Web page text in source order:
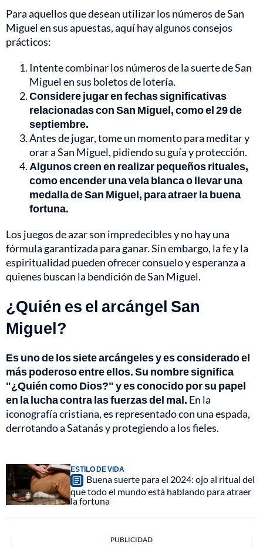
Para aquellos que desean utilizar los números de San
Miguel en sus apuestas, aquí hay algunos consejos
prácticos:
Intente combinar los números de la suerte de San
Miguel en sus boletos de lotería.
Considere jugar en fechas significativas
relacionadas con San Miguel, como el 29 de
septiembre.
Antes de jugar, tome un momento para meditar y
orar a San Miguel, pidiendo su guía y protección.
Algunos creen en realizar pequeños rituales,
como encender una vela blanca o llevar una
medalla de San Miguel, para atraer la buena
fortuna.
Los juegos de azar son impredecibles y no hay una
fórmula garantizada para ganar. Sin embargo, la fe y la
espiritualidad pueden ofrecer consuelo y esperanza a
quienes buscan la bendición de San Miguel.
¿Quién es el arcángel San
Miguel?
Es uno de los siete arcángeles y es considerado el
más poderoso entre ellos. Su nombre significa
"¿Quién como Dios?" y es conocido por su papel
en la lucha contra las fuerzas del mal. En la
iconografía cristiana, es representado con una espada,
derrotando a Satanás y protegiendo a los fieles.
ESTILO DE VIDA
Buena suerte para el 2024: ojo al ritual del
que todo el mundo está hablando para atraer
la fortuna
PUBLICIDAD